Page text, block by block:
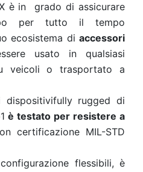
è in grado di assicurare
per tutto il tempo
ecosistema di accessori
usato in qualsiasi
veicoli o trasportato a
rugged di
è testato per resistere a
certificazione MIL-STD
flessibili, è